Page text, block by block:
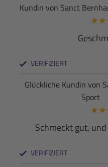
Kundin von Sanct
★★
VERIFIZIERT
Glückliche Kundin von
Sport
★★
Schmeckt gut,
VERIFIZIERT